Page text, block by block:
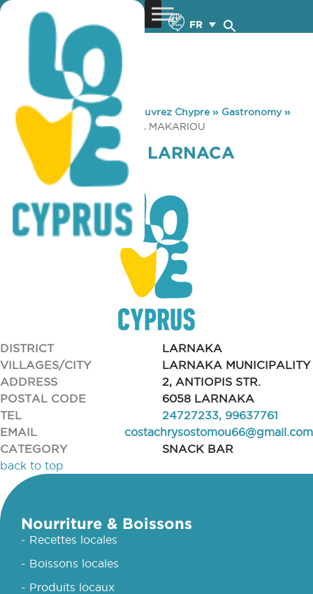
FR
You are here: Home »Découvrez Chypre» Gastronomy»
COFFEE ISLAND LARNACA MAKARIOU
COFFEE ISLAND LARNACA
MAKARIOU
DISTRICT
LARNAKA
VILLAGES/CITY
LARNAKA MUNICIPALITY
ADDRESS
2, ANTIOPIS STR.
POSTAL CODE
6058 LARNAKA
TEL
24727233, 99637761
EMAIL
costachrysostomou66@gmail.com
CATEGORY
SNACK BAR
back to top
Nourriture & Boissons
- Recettes locales
- Boissons locales
- Produits locaux